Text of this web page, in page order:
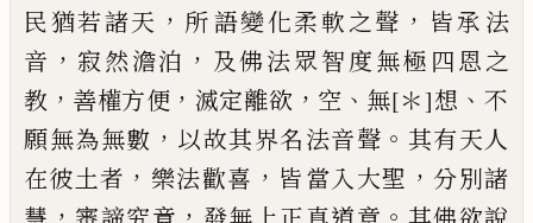
民猶若諸天 ， 所語變化柔軟之聲 ， 皆承法
音 ， 寂然澹泊 ， 及佛法眾智度無極四恩之
教 ， 善權方便 ， 滅定離欲 ， 空 、 無[＊]想 、 不
願無為無數 ， 以故其界名法音聲 。 其有天人
在彼土者 ， 樂法歡喜 ， 皆當入大聖 ， 分別諸